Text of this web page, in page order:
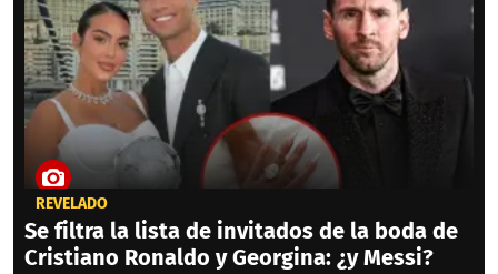
REVELADO
Se filtra la lista de invitados de la boda de
Cristiano Ronaldo y Georgina: ¿y Messi?